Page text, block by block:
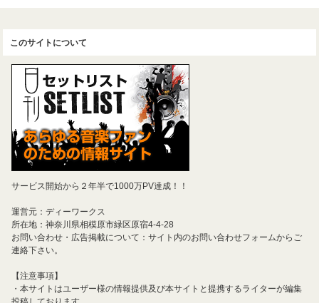
このサイトについて
サービス開始から２年半で1000万PV達成！！
運営元：ディーワークス
所在地：神奈川県相模原市緑区原宿4-4-28
お問い合わせ・広告掲載について：サイト内のお問い合わせフォームからご
連絡下さい。
【注意事項】
・本サイトはユーザー様の情報提供及び本サイトと提携するライターが編集